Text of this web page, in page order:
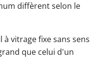
diffèrent selon le
à vitrage fixe sans sens
que celui d'un